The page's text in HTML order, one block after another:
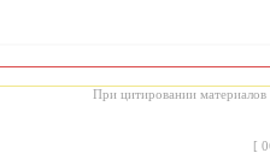
При цитировании материалов
[